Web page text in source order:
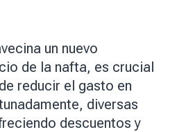
un nuevo
de la nafta, es crucial
reducir el gasto en
diversas
descuentos y